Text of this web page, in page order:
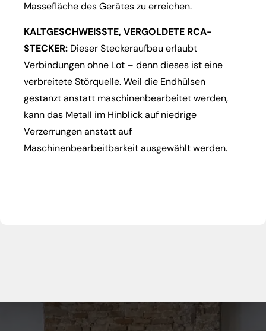
Massefläche des Gerätes zu erreichen.
KALTGESCHWEISSTE, VERGOLDETE RCA-
STECKER: Dieser Steckeraufbau erlaubt
Verbindungen ohne Lot – denn dieses ist eine
verbreitete Störquelle. Weil die Endhülsen
gestanzt anstatt maschinenbearbeitet werden,
kann das Metall im Hinblick auf niedrige
Verzerrungen anstatt auf
Maschinenbearbeitbarkeit ausgewählt werden.